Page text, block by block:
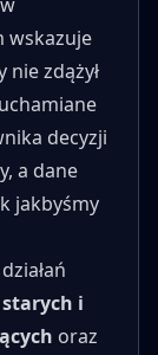
wskazuje
zdążył
decyzji
a dane
jakbyśmy
i
oraz